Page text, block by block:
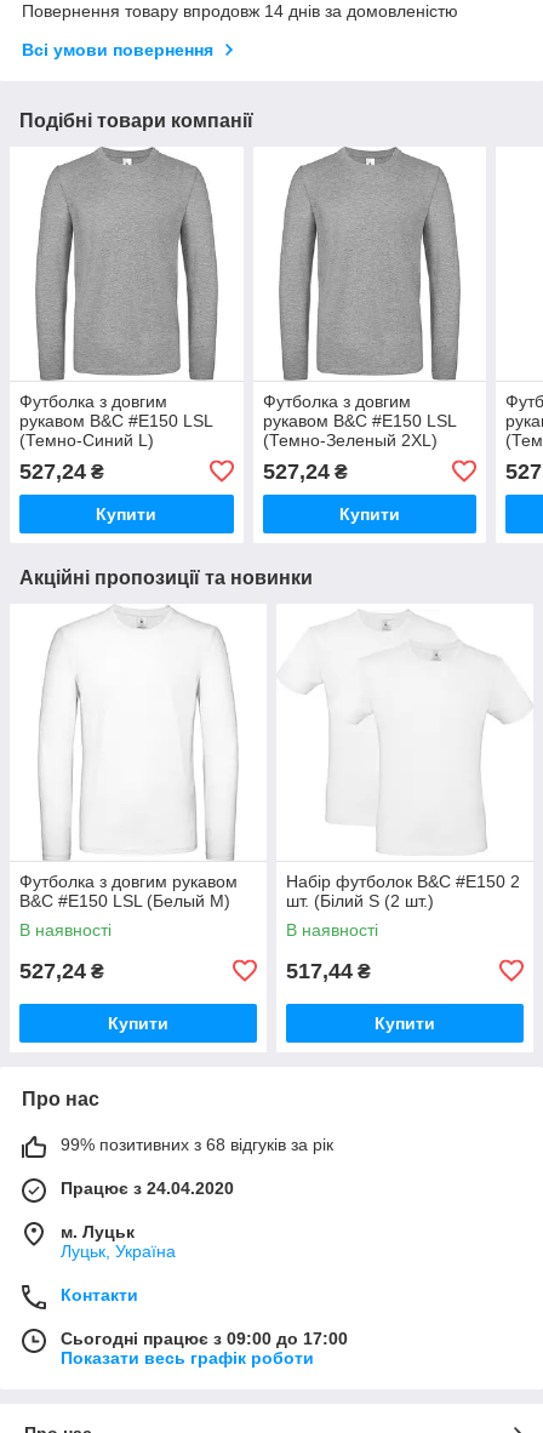
Повернення товару впродовж 14 днів за домовленістю
Всі умови повернення
Подібні товари компанії
Футболка з довгим
рукавом B&C #E150 LSL
(Темно-Синий L)
527,24 ₴
Купити
Футболка з довгим
рукавом B&C #E150 LSL
(Темно-Зеленый 2XL)
527,24₴
Купити
Акційні пропозиції та новинки
Футболка з довгим рукавом
B&C #E150 LSL (Белый M)
В наявності
527,24 ₴
Купити
Набір футболок B&C #E150 2
шт. (Білий S (2 шт.)
В наявності
517,44 ₴
Купити
Про нас
99% позитивних з 68 відгуків за рік
Працює з 24.04.2020
м. Луцьк
Луцьк, Україна
Контакти
Сьогодні працює з 09:00 до 17:00
Показати весь графік роботи